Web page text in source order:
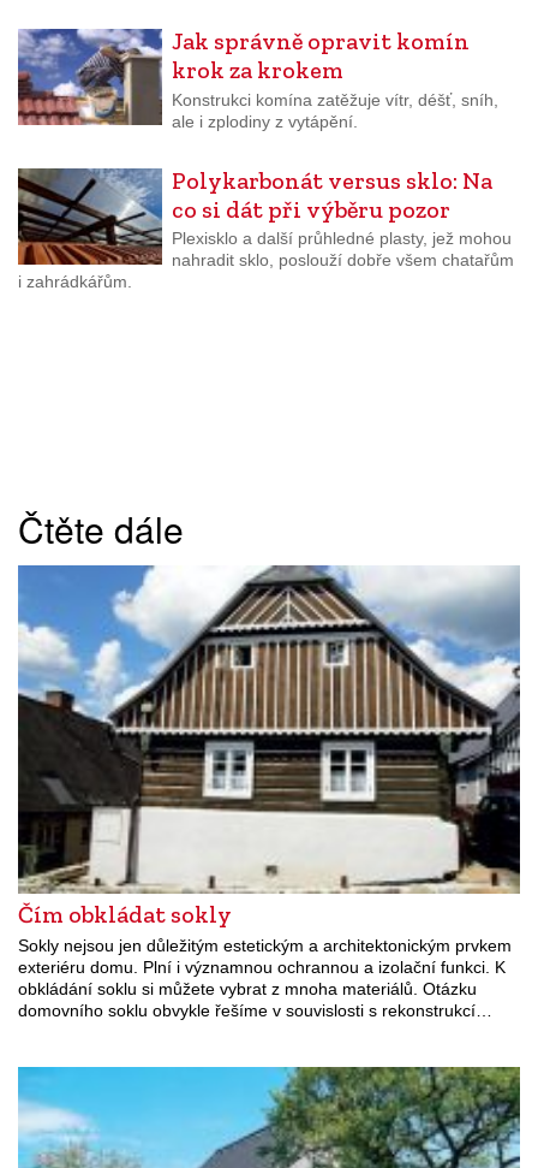
Jak správně opravit komín
krok za krokem
Konstrukci komína zatěžuje vítr, déšť, sníh,
ale i zplodiny z vytápění.
Polykarbonát versus sklo: Na
co si dát při výběru pozor
Plexisklo a další průhledné plasty, jež mohou
nahradit sklo, poslouží dobře všem chatařům
i zahrádkářům.
Čtěte dále
Čím obkládat sokly
Sokly nejsou jen důležitým estetickým a architektonickým prvkem
exteriéru domu. Plní i významnou ochrannou a izolační funkci. K
obkládání soklu si můžete vybrat z mnoha materiálů. Otázku
domovního soklu obvykle řešíme v souvislosti s rekonstrukcí…